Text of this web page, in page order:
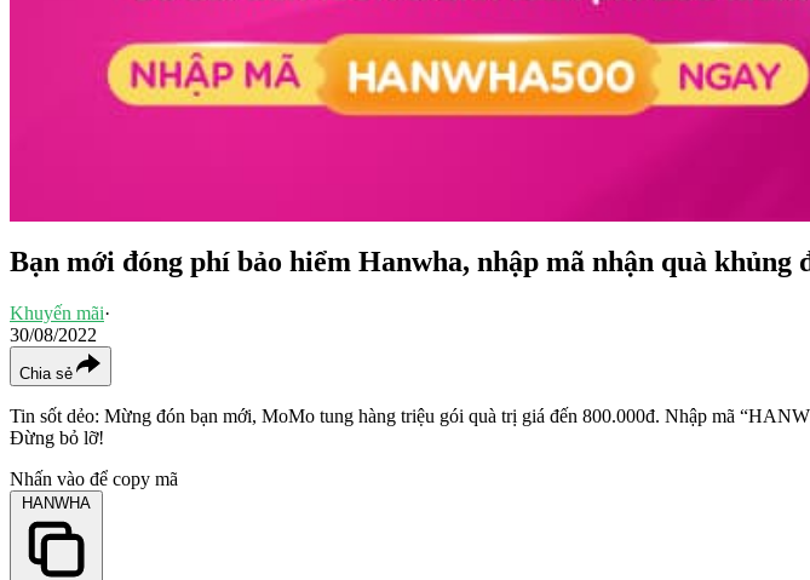
Bạn mới đóng phí bảo hiểm Hanwha, nhập mã nhận quà khủng
Khuyến mãi·
30/08/2022
Chia sẻ
Tin sốt dẻo: Mừng đón bạn mới, MoMo tung hàng triệu gói quà trị giá đến 800.000đ. Nhập mã
Đừng bỏ lỡ!
Nhấn vào để copy mã
HANWHA